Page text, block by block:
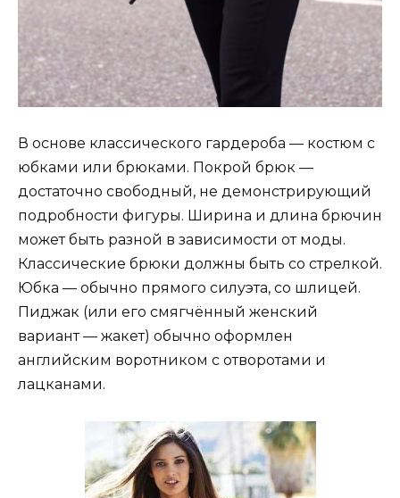
В основе классического гардероба — костюм с
юбками или брюками. Покрой брюк —
достаточно свободный, не демонстрирующий
подробности фигуры. Ширина и длина брючин
может быть разной в зависимости от моды.
Классические брюки должны быть со стрелкой.
Юбка — обычно прямого силуэта, со шлицей.
Пиджак (или его смягчённый женский
вариант — жакет) обычно оформлен
английским воротником с отворотами и
лацканами.